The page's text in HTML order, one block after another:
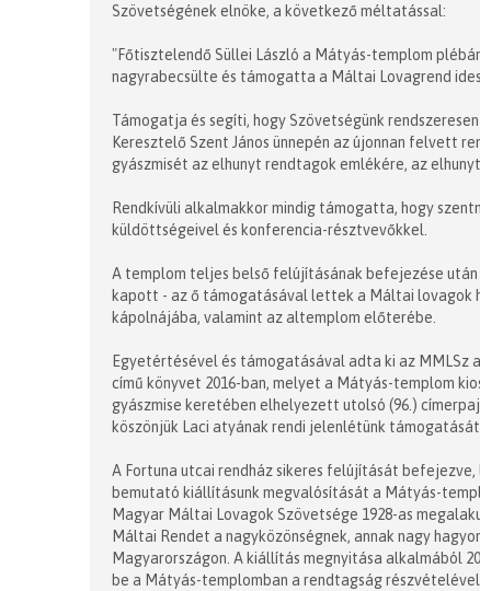
Szövetségének elnöke, a következő méltatással:
"Főtisztelendő Süllei László a Mátyás-templom
nagyrabecsülte és támogatta a Máltai Lovagrend
Támogatja és segíti, hogy Szövetségünk
Keresztelő Szent János ünnepén az újonnan felvett
gyászmisét az elhunyt rendtagok emlékére, az
Rendkívüli alkalmakkor mindig támogatta, hogy
küldöttségeivel és konferencia-résztvevőkkel.
A templom teljes belső felújításának befejezése
kapott - az ő támogatásával lettek a Máltai lovagok
kápolnájába, valamint az altemplom előterébe.
Egyetértésével és támogatásával adta ki az MMLSz
című könyvet 2016-ban, melyet a Mátyás-templom
gyászmise keretében elhelyezett utolsó (96.)
köszönjük Laci atyának rendi jelenlétünk
A Fortuna utcai rendház sikeres felújítását
bemutató kiállításunk megvalósítását a Mátyás-
Magyar Máltai Lovagok Szövetsége 1928-as
Máltai Rendet a nagyközönségnek, annak nagy
Magyarországon. A kiállítás megnyitása alkalmából
be a Mátyás-templomban a rendtagság